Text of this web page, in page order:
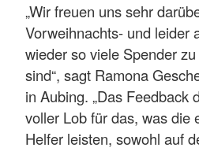
„Wir freuen uns sehr
Vorweihnachts- und leider
wieder so viele Spender
sind“, sagt Ramona
in Aubing. „Das Feedback
voller Lob für das, was die
Helfer leisten, sowohl auf